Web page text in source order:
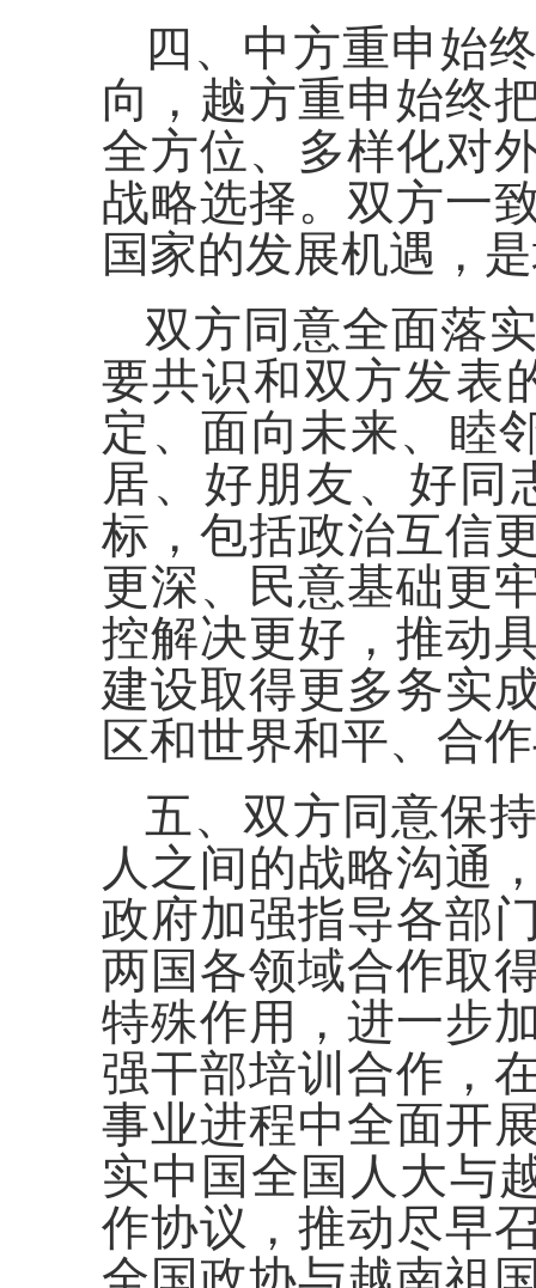
四、中方重申始
向，越方重申始终
全方位、多样化对
战略选择。双方一
国家的发展机遇，
双方同意全面落
要共识和双方发表
定、面向未来、睦
居、好朋友、好同
标，包括政治互信
更深、民意基础更
控解决更好，推动
建设取得更多务实
区和世界和平、合
五、双方同意保
人之间的战略沟通
政府加强指导各部
两国各领域合作取
特殊作用，进一步
强干部培训合作，
事业进程中全面开
实中国全国人大与
作协议，推动尽早